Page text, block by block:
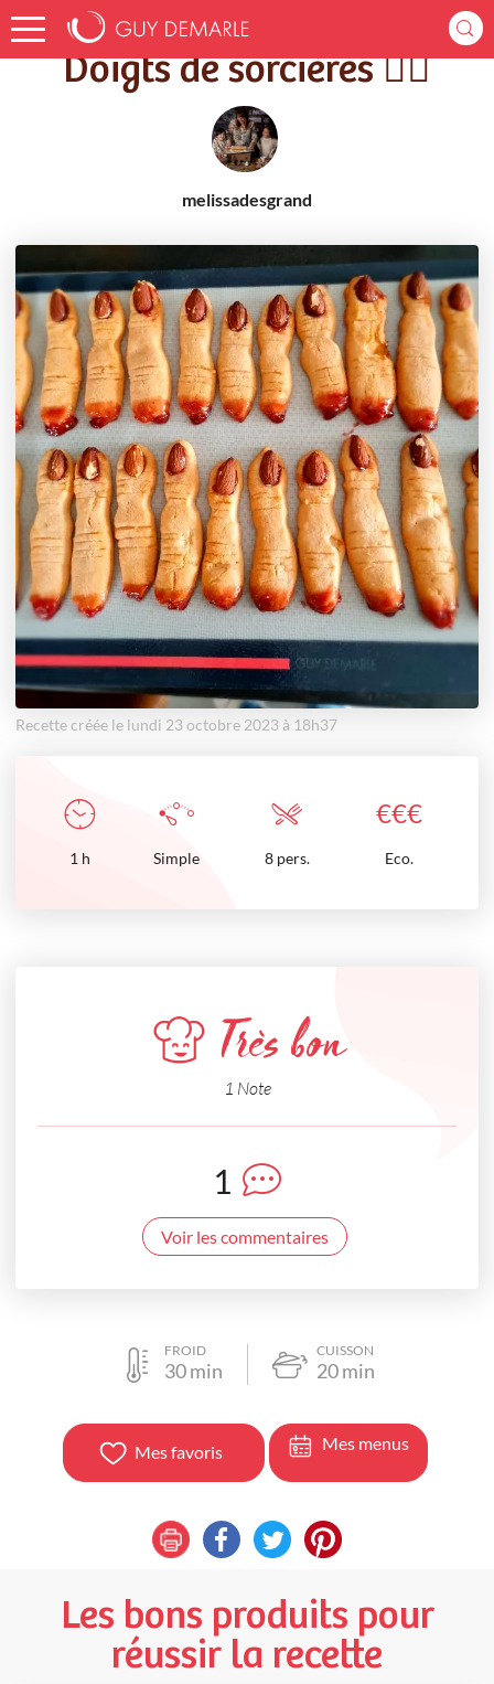
Accueil Recettes Doigts de sorcières 🧙‍♀️
Doigts de sorcières 🧙‍♀️
melissadesgrand
Recette créée le lundi 23 octobre 2023 à 18h37
€€€
1 h Simple 8 pers. Eco.
Très bon
1 Note
1
Voir les commentaires
FROID
30min
CUISSON
20min
Mes favoris Mes menus
Les bons produits pour
réussir la recette